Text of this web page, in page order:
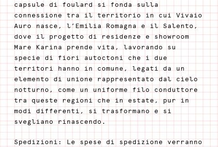
capsule di foulard si fonda sulla
connessione tra il territorio in cui Vivaio
Auro nasce, l’Emilia Romagna e il Salento,
dove il progetto di residenze e showroom
Mare Karina prende vita, lavorando su
specie di fiori autoctoni che i due
territori hanno in comune, legati da un
elemento di unione rappresentato dal cielo
notturno, come un uniforme filo conduttore
tra queste regioni che in estate, pur in
modi differenti, si trasformano e si
svegliano rinascendo.
Spedizioni: Le spese di spedizione verranno